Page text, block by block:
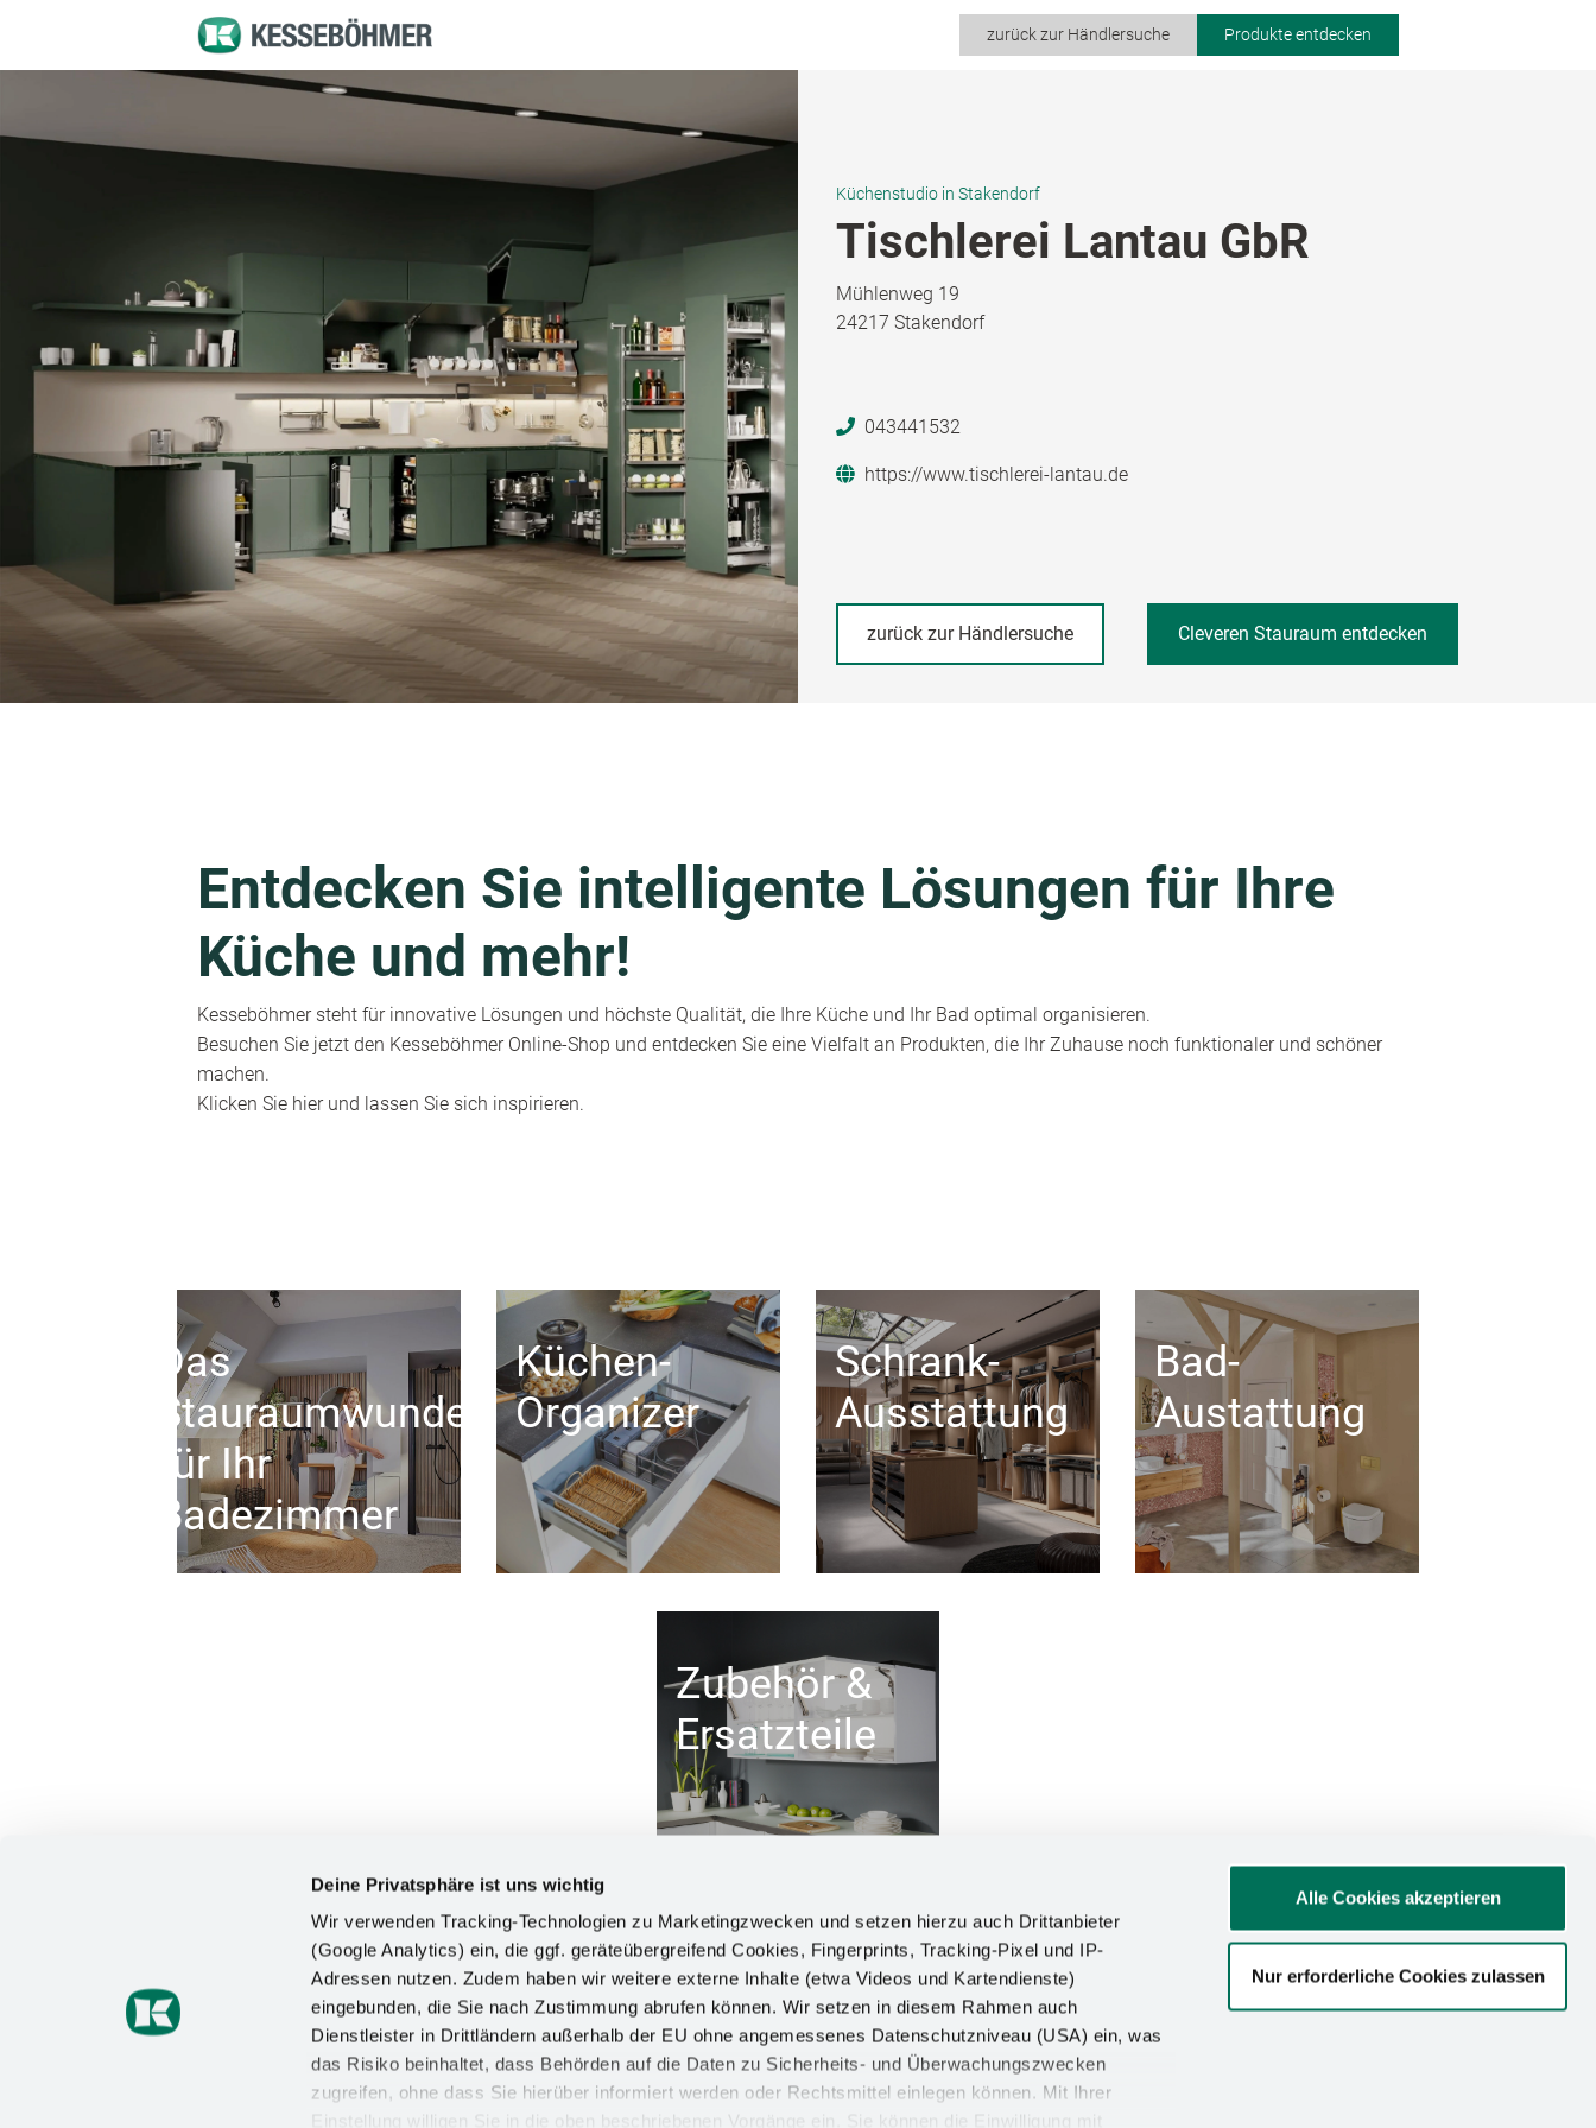
Deine Privatsphäre ist uns wichtig
Wir verwenden Tracking-Technologien zu Marketingzwecken und setzen hierzu auch Drittanbieter
(Google Analytics) ein, die ggf. geräteübergreifend Cookies, Fingerprints, Tracking-Pixel und IP-
Adressen nutzen. Zudem haben wir weitere externe Inhalte (etwa Videos und Kartendienste)
eingebunden, die Sie nach Zustimmung abrufen können. Wir setzen in diesem Rahmen auch
Dienstleister in Drittländern außerhalb der EU ohne angemessenes Datenschutzniveau (USA) ein, was
das Risiko beinhaltet, dass Behörden auf die Daten zu Sicherheits- und Überwachungszwecken
zugreifen, ohne dass Sie hierüber informiert werden oder Rechtsmittel einlegen können. Mit Ihrer
Einstellung willigen Sie in die oben beschriebenen Vorgänge ein. Sie können die Einwilligung mit
Alle Cookies akzeptieren
Nur erforderliche Cookies zulassen
zurück zur Händlersuche Produkte entdecken
Küchenstudio in Stakendorf
Tischlerei Lantau GbR
Mühlenweg 19
24217 Stakendorf
043441532
https://www.tischlerei-lantau.de
zurück zur Händlersuche Cleveren Stauraum entdecken
Entdecken Sie intelligente Lösungen für Ihre
Küche und mehr!
Kesseböhmer steht für innovative Lösungen und höchste Qualität, die Ihre Küche und Ihr Bad optimal organisieren.
Besuchen Sie jetzt den Kesseböhmer Online-Shop und entdecken Sie eine Vielfalt an Produkten, die Ihr Zuhause noch funktionaler und schöner
machen.
Klicken Sie hier und lassen Sie sich inspirieren.
Das
Stauraumwunder
für Ihr
Badezimmer
Küchen-
Organizer
Schrank-
Ausstattung
Bad-
Austattung
Zubehör &
Ersatzteile
Kesseböhmer Holding KG
Mindener Straße 208
49152 Bad Essen
INFORMATIONEN
Impressum
Datenschutz